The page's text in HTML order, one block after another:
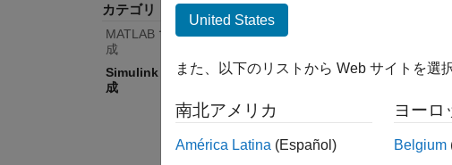
カテゴリ
MATLAB での固定小数点コードの生
成
Simulink での固定小数点コードの生
成
なシフトなど
HDL Coder™
トピック
United States
また、以下のリストから Web サイトを選
南北アメリカ
América Latina (Español)
ヨーロ
Belgium